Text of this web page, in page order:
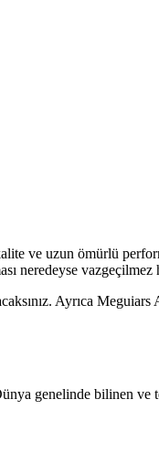
ve uzun ömürlü
neredeyse vazgeçilmez
Ayrıca
genelinde bilinen